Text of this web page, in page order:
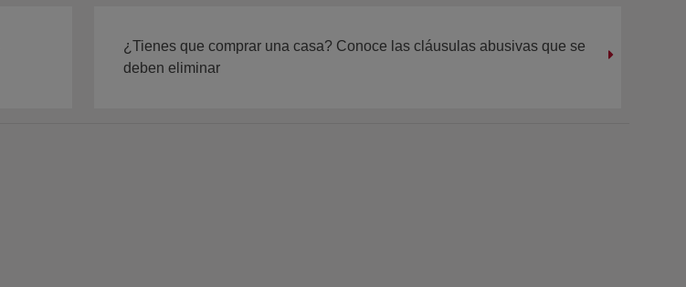
¿Tienes que comprar una casa? Conoce las cláusulas abusivas que se
deben eliminar